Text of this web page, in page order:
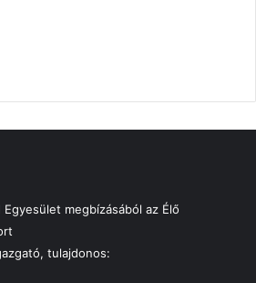
Egyesület megbízásából az Élő
tulajdonos: